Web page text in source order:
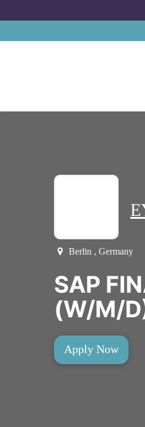
Berlin , Germany
SAP
(W/M/
Apply Now